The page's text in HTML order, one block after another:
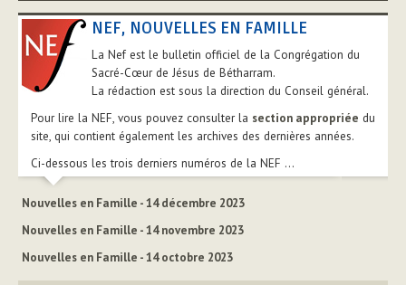
NEF, NOUVELLES EN FAMILLE
La Nef est le bulletin officiel de la Congrégation du
Sacré-Cœur de Jésus de Bétharram.
La rédaction est sous la direction du Conseil général.
Pour lire la NEF, vous pouvez consulter la section appropriée du
site, qui contient également les archives des dernières années.
Ci-dessous les trois derniers numéros de la NEF ...
Nouvelles en Famille - 14 décembre 2023
Nouvelles en Famille - 14 novembre 2023
Nouvelles en Famille - 14 octobre 2023